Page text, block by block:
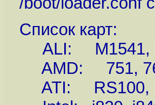
Список карт:
ALI: M1541,
AMD: 751,
ATI: RS100,